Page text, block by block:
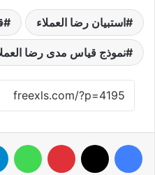
استبيان رضا العملاء
نموذج قياس مدى رضا
فيسبوك بينتيريست